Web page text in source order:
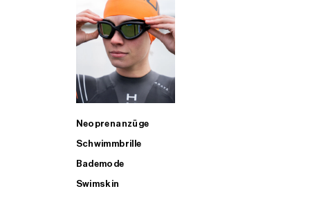
Neoprenanzüge
Schwimmbrille
Bademode
Swimskin